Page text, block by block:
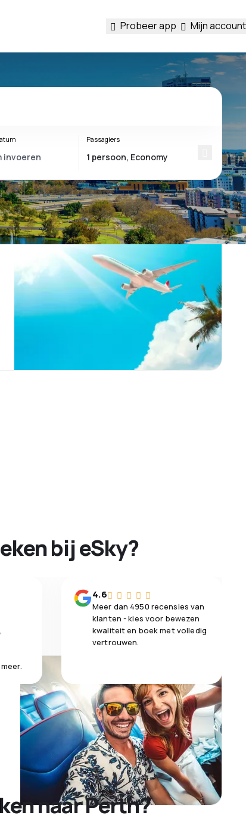
Probeer app Mijn account
Passagiers
bij eSky?
4.6
Meer dan 4950 recensies van
klanten - kies voor bewezen
kwaliteit en boek met volledig
vertrouwen.
naar Perth?